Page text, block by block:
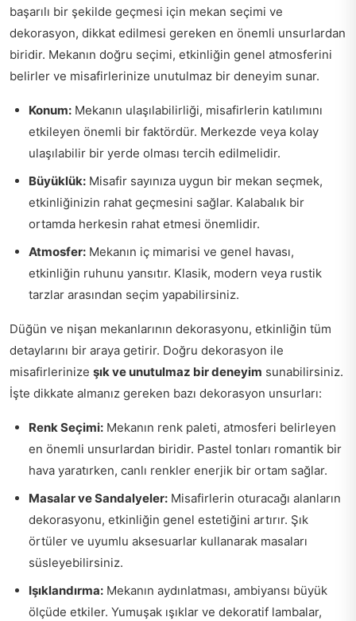
başarılı bir şekilde geçmesi için mekan seçimi ve
dekorasyon, dikkat edilmesi gereken en önemli unsurlardan
biridir. Mekanın doğru seçimi, etkinliğin genel atmosferini
belirler ve misafirlerinize unutulmaz bir deneyim sunar.
Konum: Mekanın ulaşılabilirliği, misafirlerin katılımını
etkileyen önemli bir faktördür. Merkezde veya kolay
ulaşılabilir bir yerde olması tercih edilmelidir.
Büyüklük: Misafir sayınıza uygun bir mekan seçmek,
etkinliğinizin rahat geçmesini sağlar. Kalabalık bir
ortamda herkesin rahat etmesi önemlidir.
Atmosfer: Mekanın iç mimarisi ve genel havası,
etkinliğin ruhunu yansıtır. Klasik, modern veya rustik
tarzlar arasından seçim yapabilirsiniz.
Düğün ve nişan mekanlarının dekorasyonu, etkinliğin tüm
detaylarını bir araya getirir. Doğru dekorasyon ile
misafirlerinize şık ve unutulmaz bir deneyim sunabilirsiniz.
İşte dikkate almanız gereken bazı dekorasyon unsurları:
Renk Seçimi: Mekanın renk paleti, atmosferi belirleyen
en önemli unsurlardan biridir. Pastel tonları romantik bir
hava yaratırken, canlı renkler enerjik bir ortam sağlar.
Masalar ve Sandalyeler: Misafirlerin oturacağı alanların
dekorasyonu, etkinliğin genel estetiğini artırır. Şık
örtüler ve uyumlu aksesuarlar kullanarak masaları
süsleyebilirsiniz.
Işıklandırma: Mekanın aydınlatması, ambiyansı büyük
ölçüde etkiler. Yumuşak ışıklar ve dekoratif lambalar,